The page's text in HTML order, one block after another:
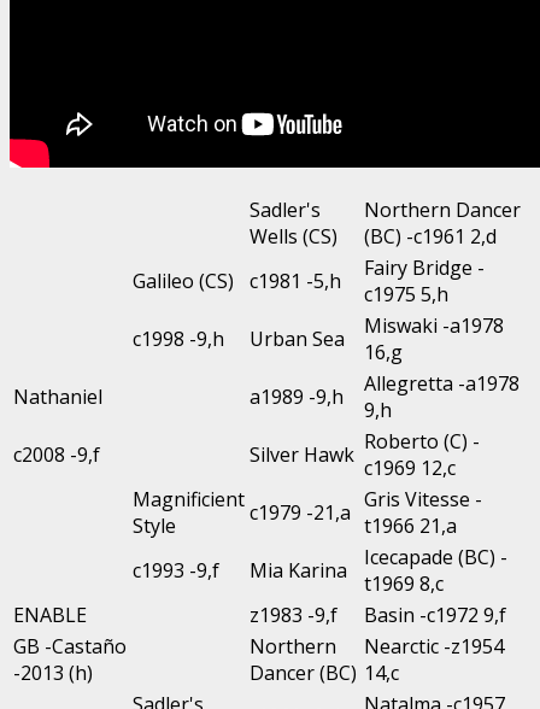
Sadler's
Wells (CS)
Northern Dancer
(BC) -c1961 2,d
Galileo (CS)
c1981 -5,h
Fairy Bridge -
c1975 5,h
c1998 -9,h
Urban Sea
Miswaki -a1978
16,g
Nathaniel
a1989 -9,h
Allegretta -a1978
9,h
c2008 -9,f
Silver Hawk Roberto (C) -
c1969 12,c
Magnificient
Style
c1979 -21,a Gris Vitesse -
t1966 21,a
c1993 -9,f
Mia Karina
Icecapade (BC) -
t1969 8,c
ENABLE
z1983 -9,f
Basin -c1972 9,f
GB -Castaño
-2013 (h)
Northern
Dancer (BC)
Nearctic -z1954
14,c